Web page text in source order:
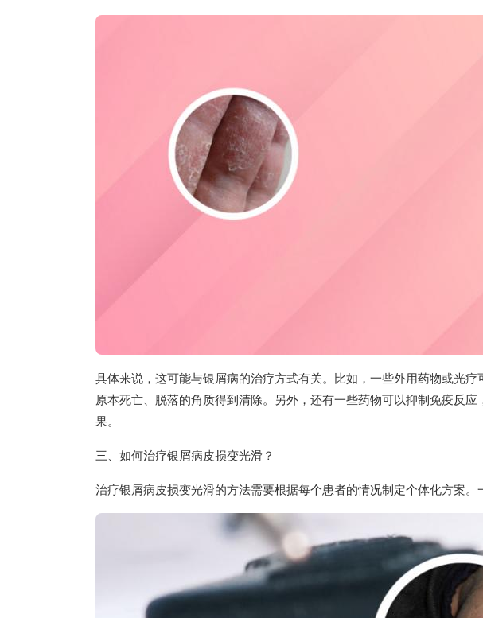
具体来说，这可能与银屑病的治疗方式有关。比如，一些外用药物或光
原本死亡、脱落的角质得到清除。另外，还有一些药物可以抑制免疫反
果。
三、如何治疗银屑病皮损变光滑？
治疗银屑病皮损变光滑的方法需要根据每个患者的情况制定个体化方案。